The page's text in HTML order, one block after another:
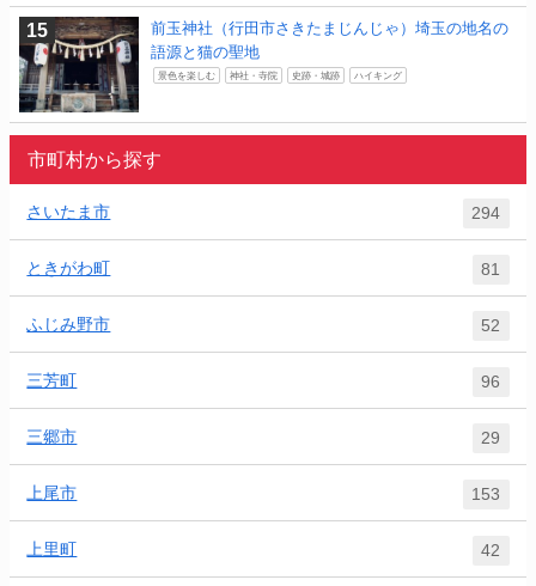
前玉神社（行田市さきたまじんじゃ）埼玉の地名の
語源と猫の聖地
景色を楽しむ 神社・寺院 史跡・城跡 ハイキング
市町村から探す
さいたま市 294
ときがわ町 81
ふじみ野市 52
三芳町 96
三郷市 29
上尾市 153
上里町 42